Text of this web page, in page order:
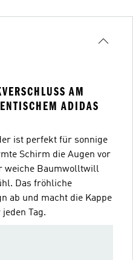
AM
ADIDAS
ist perfekt für sonnige
Schirm die Augen vor
weiche Baumwolltwill
Das fröhliche
ab und macht die Kappe
Tag.